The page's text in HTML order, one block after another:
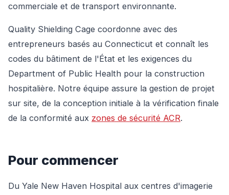
commerciale et de transport environnante.
Quality Shielding Cage coordonne avec des
entrepreneurs basés au Connecticut et connaît les
codes du bâtiment de l'État et les exigences du
Department of Public Health pour la construction
hospitalière. Notre équipe assure la gestion de projet
sur site, de la conception initiale à la vérification finale
de la conformité aux zones de sécurité ACR.
Pour commencer
Du Yale New Haven Hospital aux centres d'imagerie